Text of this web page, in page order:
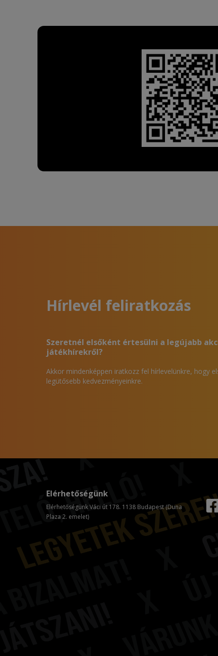
Hírlevél feliratkozás
Szeretnél elsőként értesülni a legújabb
játékhírekről?
Akkor mindenképpen iratkozz fel hírlevelünkre, hogy
legütősebb kedvezményeinkre.
Elérhetőségünk
Elérhetőségünk Váci út 178. 1138 Budapest (Duna
Plaza 2. emelet)